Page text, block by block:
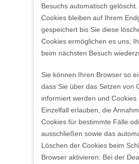
Besuchs automatisch gelöscht.
Cookies bleiben auf Ihrem
gespeichert bis Sie diese
Cookies ermöglichen es uns,
beim nächsten Besuch
Sie können Ihren Browser so
dass Sie über das Setzen von
informiert werden und Cookies
Einzelfall erlauben, die
Cookies für bestimmte Fälle
ausschließen sowie das
Löschen der Cookies beim
Browser aktivieren. Bei der